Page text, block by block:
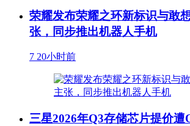
荣耀发布荣耀之环新标识与敢
张，同步推出机器人手机
7 20小时前
三星2026年Q3存储芯片提价遭